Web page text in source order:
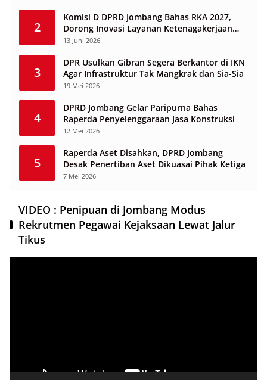
2
Komisi D DPRD Jombang Bahas RKA 2027,
Dorong Inovasi Layanan Ketenagakerjaan
Berbasis Desa
13 Juni 2026
3
DPR Usulkan Gibran Segera Berkantor di IKN
Agar Infrastruktur Tak Mangkrak dan Sia-Sia
19 Mei 2026
4
DPRD Jombang Gelar Paripurna Bahas
Raperda Penyelenggaraan Jasa Konstruksi
12 Mei 2026
5
Raperda Aset Disahkan, DPRD Jombang
Desak Penertiban Aset Dikuasai Pihak Ketiga
7 Mei 2026
VIDEO : Penipuan di Jombang Modus
Rekrutmen Pegawai Kejaksaan Lewat Jalur
Tikus